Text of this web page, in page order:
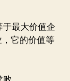
最大价值企
它的价值等